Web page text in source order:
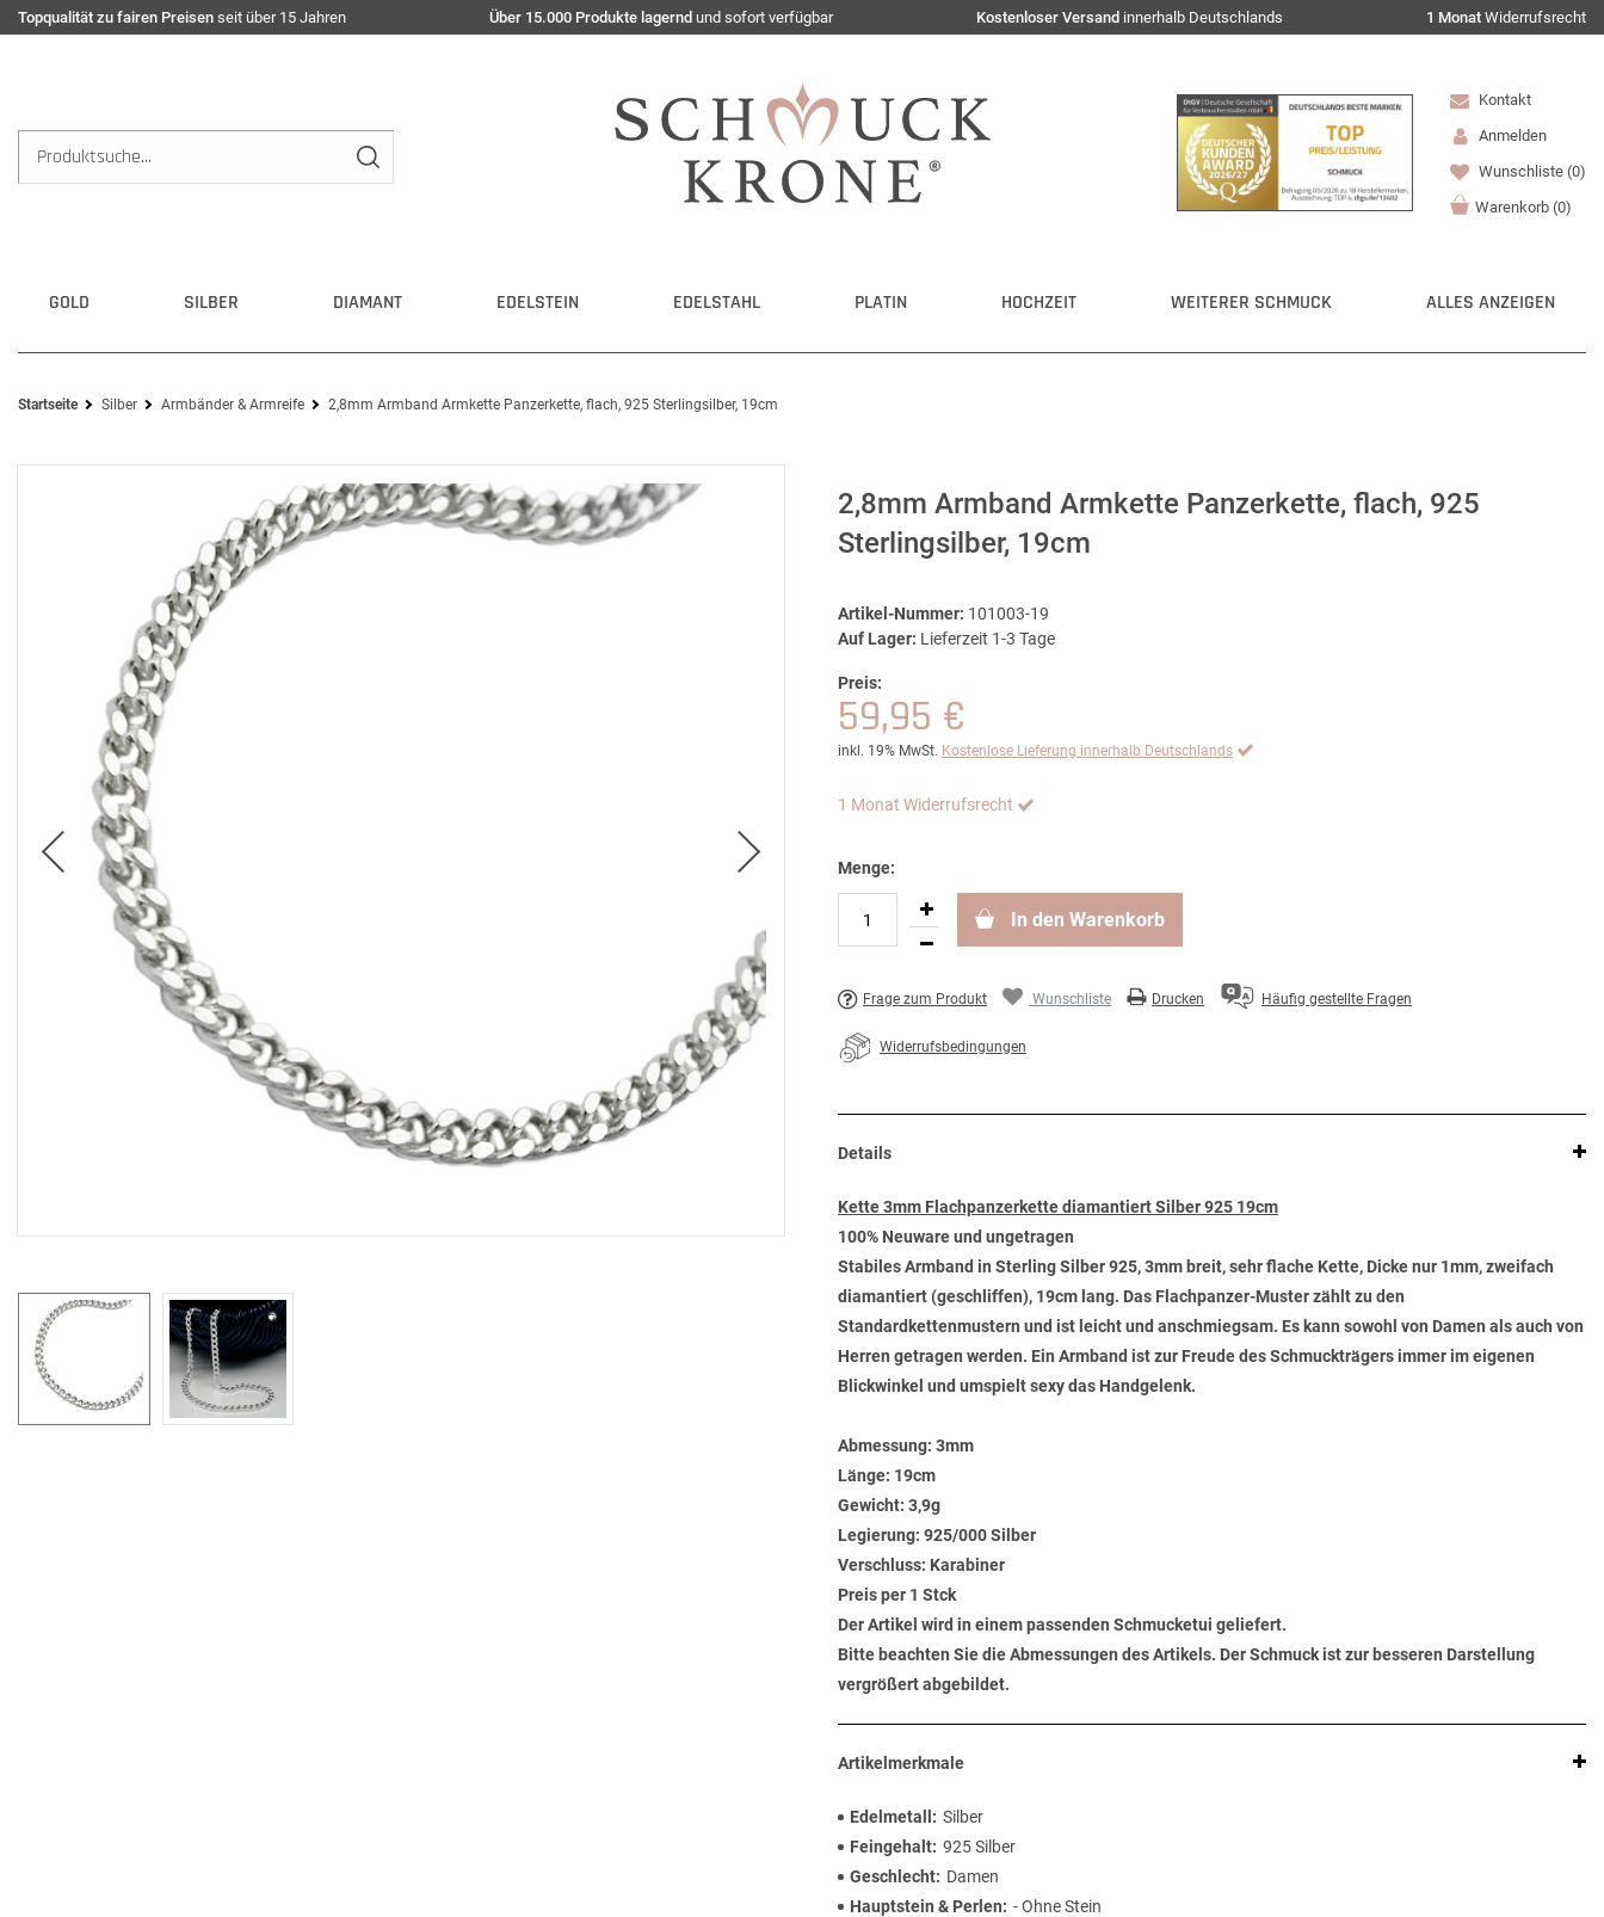
Topqualität zu fairen Preisen seit über 15 Jahren Über 15.000 Produkte lagernd und sofort verfügbar Kostenloser Versand innerhalb Deutschlands 1 Monat Widerrufsrecht
Kontakt
Anmelden
Wunschliste (0)
Warenkorb (0)
GOLD SILBER DIAMANT EDELSTEIN EDELSTAHL PLATIN HOCHZEIT WEITERER SCHMUCK ALLES ANZEIGEN
Startseite Silber Armbänder & Armreife 2,8mm Armband Armkette Panzerkette, flach, 925 Sterlingsilber, 19cm
2,8mm Armband Armkette Panzerkette, flach, 925
Sterlingsilber, 19cm
Artikel-Nummer: 101003-19
Auf Lager: Lieferzeit 1-3 Tage
Preis:
59,95 €
inkl. 19% MwSt. Kostenlose Lieferung innerhalb Deutschlands
1 Monat Widerrufsrecht
Menge:
In den Warenkorb
Frage zum Produkt Wunschliste Drucken Häufig gestellte Fragen
Widerrufsbedingungen
Details
Kette 3mm Flachpanzerkette diamantiert Silber 925 19cm
100% Neuware und ungetragen
Stabiles Armband in Sterling Silber 925, 3mm breit, sehr flache Kette, Dicke nur 1mm, zweifach
diamantiert (geschliffen), 19cm lang. Das Flachpanzer-Muster zählt zu den
Standardkettenmustern und ist leicht und anschmiegsam. Es kann sowohl von Damen als auch von
Herren getragen werden. Ein Armband ist zur Freude des Schmuckträgers immer im eigenen
Blickwinkel und umspielt sexy das Handgelenk.
Abmessung: 3mm
Länge: 19cm
Gewicht: 3,9g
Legierung: 925/000 Silber
Verschluss: Karabiner
Preis per 1 Stck
Der Artikel wird in einem passenden Schmucketui geliefert.
Bitte beachten Sie die Abmessungen des Artikels. Der Schmuck ist zur besseren Darstellung
vergrößert abgebildet.
Artikelmerkmale
Edelmetall
Silber
Feingehalt 925 Silber
Geschlecht
Damen
Hauptstein & Perlen
- Ohne Stein